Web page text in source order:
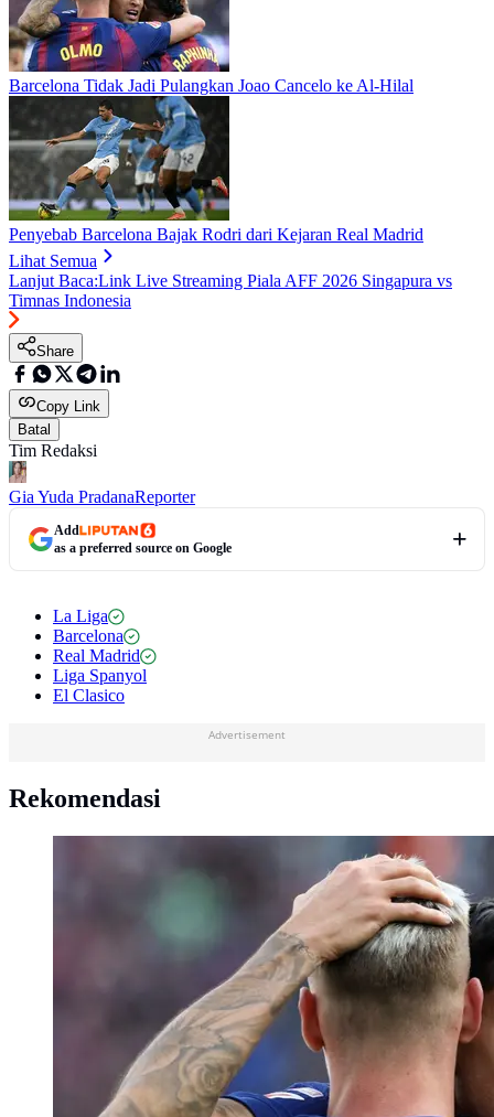
Barcelona Tidak Jadi Pulangkan Joao Cancelo ke Al-Hilal
Penyebab Barcelona Bajak Rodri dari Kejaran Real Madrid
Lihat Semua
Lanjut Baca:Link Live Streaming Piala AFF 2026 Singapura vs
Timnas Indonesia
Share
Copy Link
Batal
Tim Redaksi
Gia Yuda PradanaReporter
Add
as a preferred source on Google
La Liga
Barcelona
Real Madrid
Liga Spanyol
El Clasico
Advertisement
Rekomendasi